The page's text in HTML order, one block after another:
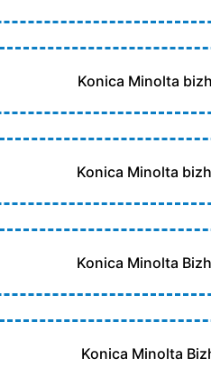
Konica Minolta
Konica Minolta
Konica Minolta
Konica Minolta